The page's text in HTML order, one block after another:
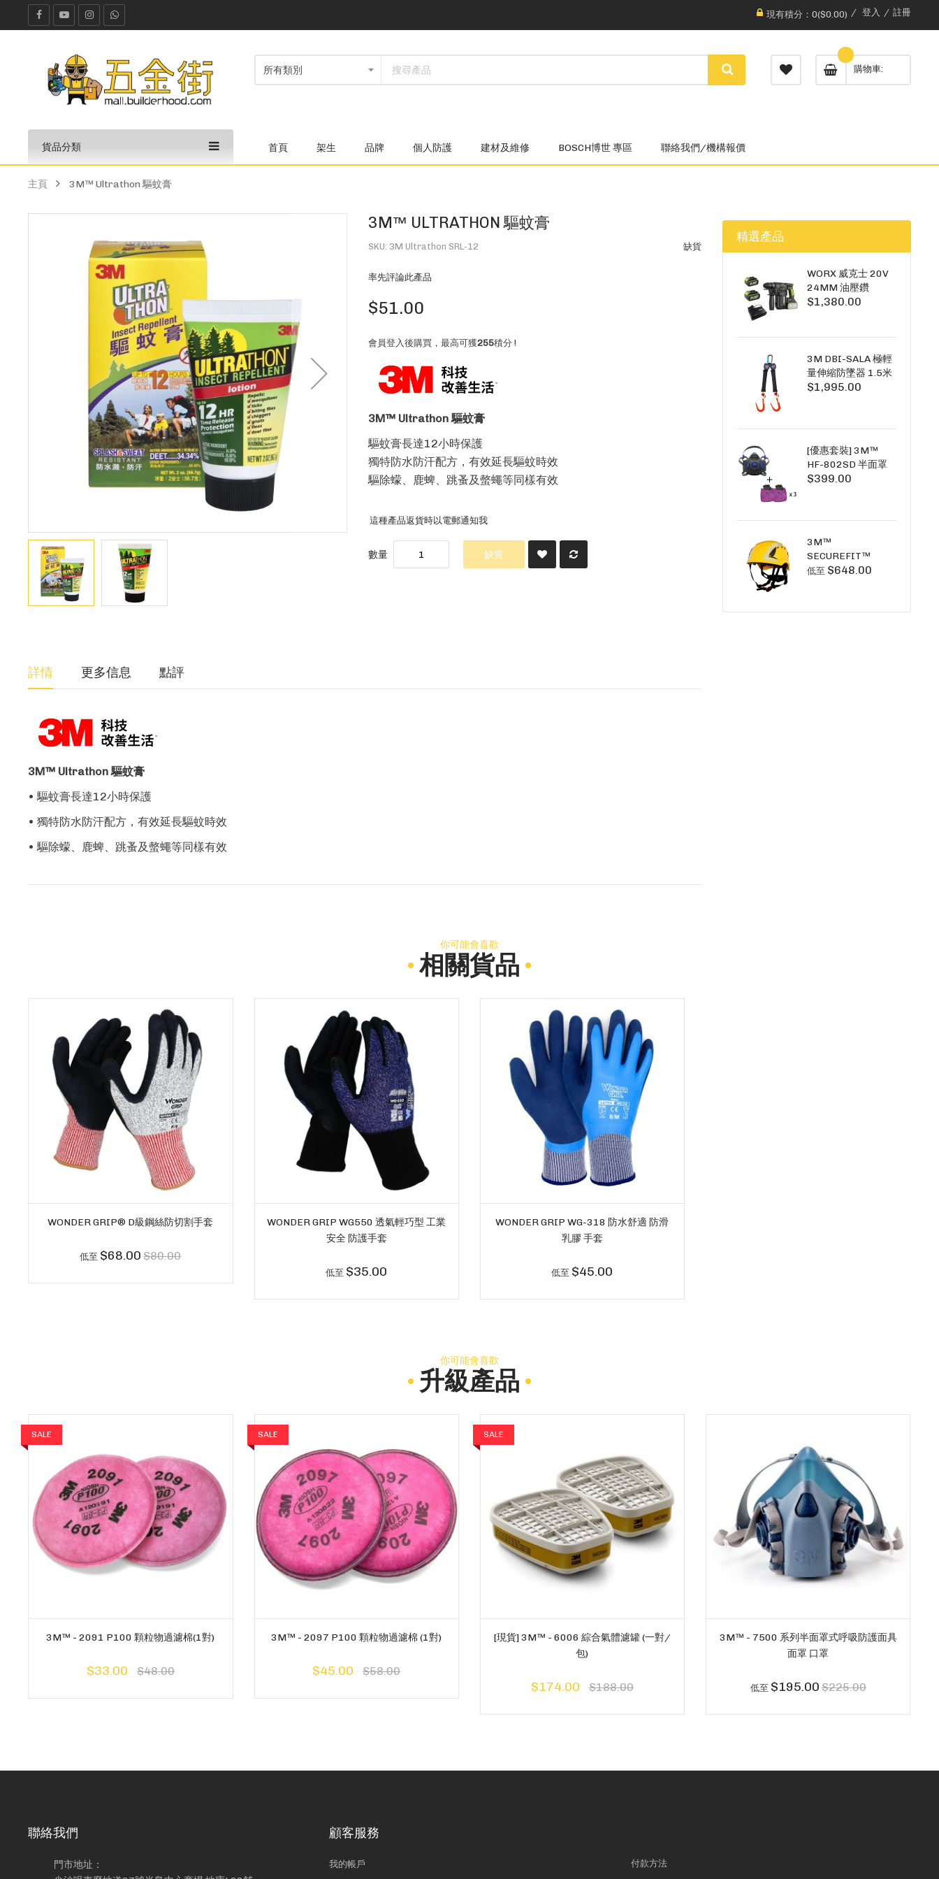
現有積分：0($0.00) 登入 註冊
購物車
貨品分類 首頁 架生 品牌 個人防護 建材及維修 BOSCH博世 專區 聯絡我們/機構報價
主頁 3M™ Ultrathon 驅蚊膏
3M™ ULTRATHON 驅蚊膏
缺貨
SKU 3M Ultrathon SRL-12
率先評論此產品
$51.00
會員登入後購買，最高可獲255積分 !
3M™ Ultrathon 驅蚊膏
驅蚊膏長達12小時保護
獨特防水防汗配方，有效延長驅蚊時效
驅除蠓、鹿蜱、跳蚤及螫蠅等同樣有效
這種產品返貨時以電郵通知我
數量 缺貨
詳情 更多信息 點評
3M™ Ultrathon 驅蚊膏
• 驅蚊膏長達12小時保護
• 獨特防水防汗配方，有效延長驅蚊時效
• 驅除蠓、鹿蜱、跳蚤及螫蠅等同樣有效
精選產品
WORX 威克士 20V
24MM 油壓鑽
WU385.3（雙5A電
$1,380.00
3M DBI-SALA 極輕
量伸縮防墜器 1.5米
(雙鉤) 3101754
TWINS
$1,995.00
[優惠套裝] 3M™
HF-802SD 半面罩
式呼吸防護面具 +
SECURE CLICK HF-
系列
$399.00
3M™
SECUREFIT™
X5000系列 透氣安
低至 $648.00
你可能會喜歡
相關貨品
WONDER GRIP® D級鋼絲防切割手套
低至 $68.00 $80.00
WONDER GRIP WG550 透氣輕巧型 工業
安全 防護手套
低至 $35.00
WONDER GRIP WG-318 防水舒適 防滑
乳膠 手套
低至 $45.00
你可能會喜歡
升級產品
SALE
3M™ - 2091 P100 顆粒物過濾棉(1對)
$33.00 $48.00
SALE
3M™ - 2097 P100 顆粒物過濾棉 (1對)
$45.00 $58.00
SALE
[現貨] 3M™ - 6006 綜合氣體濾罐 (一對/
包)
$174.00 $188.00
3M™ - 7500 系列半面罩式呼吸防護面具
面罩 口罩
低至 $195.00$225.00
聯絡我們
門市地址：
顧客服務
我的帳戶 付款方法